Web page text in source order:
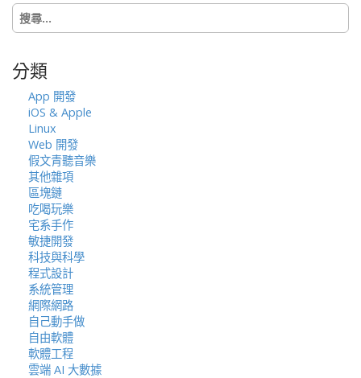
搜
尋
字:
分類
App 開發
iOS & Apple
Linux
Web 開發
假文青聽音樂
其他雜項
區塊鏈
吃喝玩樂
宅系手作
敏捷開發
科技與科學
程式設計
系統管理
網際網路
自己動手做
自由軟體
軟體工程
雲端 AI 大數據